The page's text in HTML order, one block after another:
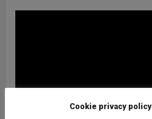
Cookie privacy policy